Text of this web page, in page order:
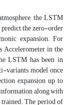
the LSTM
the zero-order
expansion. For
Accelerometer in the
LSTM has been in
model, once
expansion up to
along with
The period of